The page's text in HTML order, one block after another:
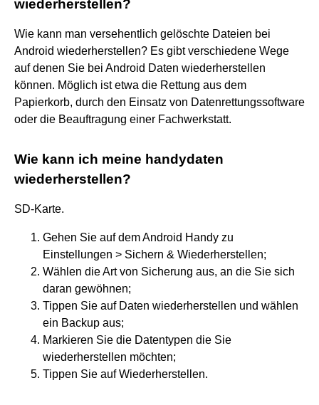
wiederherstellen?
Wie kann man versehentlich gelöschte Dateien bei
Android wiederherstellen? Es gibt verschiedene Wege
auf denen Sie bei Android Daten wiederherstellen
können. Möglich ist etwa die Rettung aus dem
Papierkorb, durch den Einsatz von Datenrettungssoftware
oder die Beauftragung einer Fachwerkstatt.
Wie kann ich meine handydaten
wiederherstellen?
SD-Karte.
Gehen Sie auf dem Android Handy zu
Einstellungen > Sichern & Wiederherstellen;
Wählen die Art von Sicherung aus, an die Sie sich
daran gewöhnen;
Tippen Sie auf Daten wiederherstellen und wählen
ein Backup aus;
Markieren Sie die Datentypen die Sie
wiederherstellen möchten;
Tippen Sie auf Wiederherstellen.